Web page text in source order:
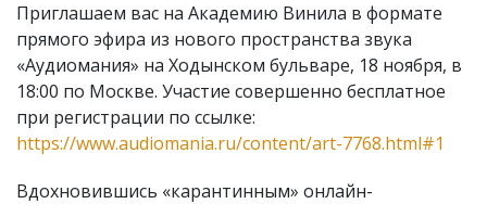
Приглашаем вас на Академию Винила в формате
прямого эфира из нового пространства звука
«Аудиомания» на Ходынском бульваре, 18 ноября, в
18:00 по Москве. Участие совершенно бесплатное
при регистрации по ссылке:
https://www.audiomania.ru/content/art-7768.html#1
Вдохновившись «карантинным» онлайн-